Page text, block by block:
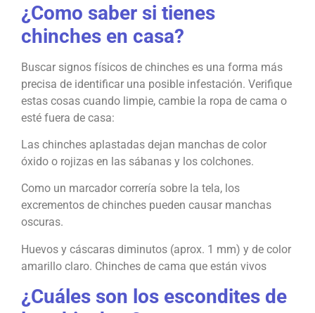
¿Como saber si tienes
chinches en casa?
Buscar signos físicos de chinches es una forma más
precisa de identificar una posible infestación. Verifique
estas cosas cuando limpie, cambie la ropa de cama o
esté fuera de casa:
Las chinches aplastadas dejan manchas de color
óxido o rojizas en las sábanas y los colchones.
Como un marcador correría sobre la tela, los
excrementos de chinches pueden causar manchas
oscuras.
Huevos y cáscaras diminutos (aprox. 1 mm) y de color
amarillo claro. Chinches de cama que están vivos
¿Cuáles son los escondites de